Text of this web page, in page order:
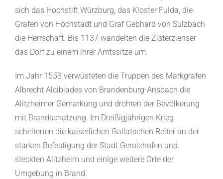
sich das Hochstift Würzburg, das Kloster Fulda, die
Grafen von Höchstadt und Graf Gebhard von Sulzbach
die Herrschaft. Bis 1137 wandelten die Zisterzienser
das Dorf zu einem ihrer Amtssitze um.
Im Jahr 1553 verwüsteten die Truppen des Markgrafen
Albrecht Alcibiades von Brandenburg-Ansbach die
Alitzheimer Gemarkung und drohten der Bevölkerung
mit Brandschatzung. Im Dreißigjährigen Krieg
scheiterten die kaiserlichen Gallatschen Reiter an der
starken Befestigung der Stadt Gerolzhofen und
steckten Alitzheim und einige weitere Orte der
Umgebung in Brand.